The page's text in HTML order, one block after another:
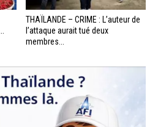
THAÏLANDE – CRIME : L’auteur de
l’attaque aurait tué deux
membres...